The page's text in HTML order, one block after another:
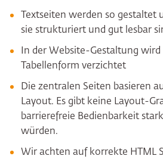
Textseiten werden so gestaltet
sie strukturiert und gut lesbar
In der Website-Gestaltung
Tabellenform verzichtet
Die zentralen Seiten basieren
Layout. Es gibt keine Layout-
barrierefreie Bedienbarkeit
würden.
Wir achten auf korrekte HTML